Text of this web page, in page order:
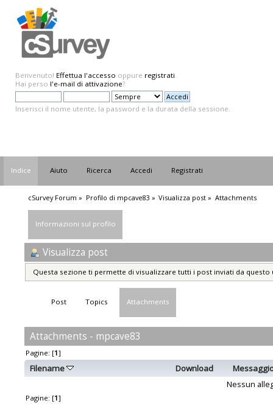
Benvenuto! Effettua l'accesso oppure registrati.
Hai perso l'e-mail di attivazione?
Inserisci il nome utente, la password e la durata della sessione.
Indice Aiuto Ricerca Accedi Registrati
cSurvey Forum » Profilo di mpcave83 » Visualizza post » Attachments
Informazioni sul profilo
Visualizza post
Questa sezione ti permette di visualizzare tutti i post inviati da
Post Topics Attachments
Attachments - mpcave83
Pagine: [1]
Filename Download
Nessun
Pagine: [1]